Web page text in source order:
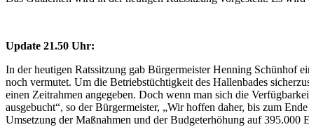
Update 21.50 Uhr:
In der heutigen Ratssitzung gab Bürgermeister Henning Schünhof
noch vermutet. Um die Betriebstüchtigkeit des Hallenbades
einen Zeitrahmen angegeben. Doch wenn man sich die
ausgebucht“, so der Bürgermeister, „Wir hoffen daher, bis zum
Umsetzung der Maßnahmen und der Budgeterhöhung auf 395.000